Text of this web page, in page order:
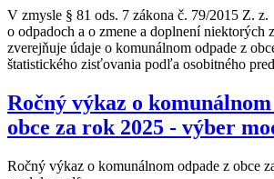
V zmysle § 81 ods. 7 zákona č. 79/2015 Z. z.
o odpadoch a o zmene a doplnení niektorých
zverejňuje údaje o komunálnom odpade z
štatistického zisťovania podľa osobitného
Ročný výkaz o komunálnom
obce za rok 2025 - výber
Ročný výkaz o komunálnom odpade z obce